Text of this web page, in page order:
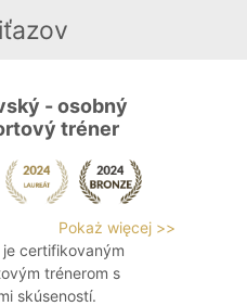
- osobný
tréner
Pokaż więcej >>
certifikovaným
trénerom s
skúseností.